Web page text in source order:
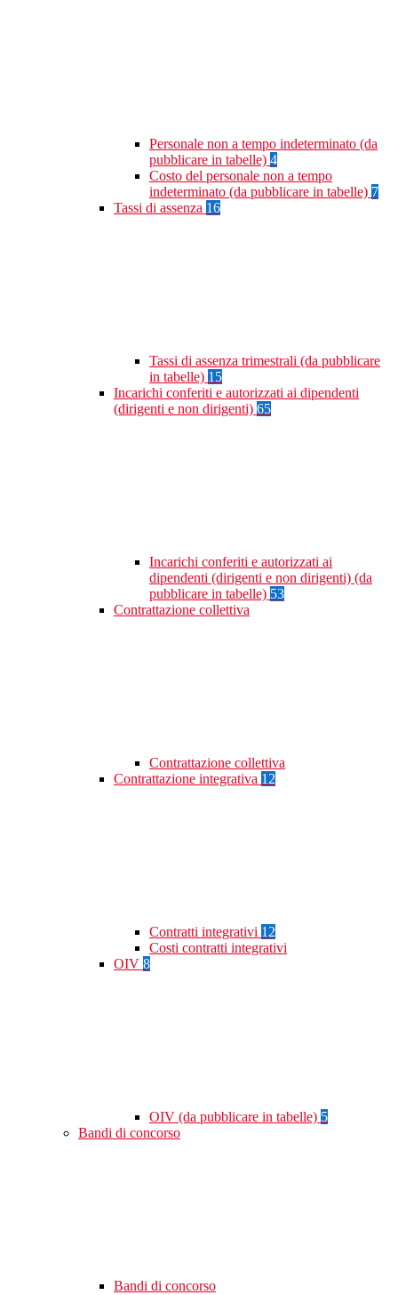
Personale non a tempo indeterminato (da
pubblicare in tabelle) 4
Costo del personale non a tempo
indeterminato (da pubblicare in tabelle) 7
Tassi di assenza 16
Tassi di assenza trimestrali (da pubblicare
in tabelle) 15
Incarichi conferiti e autorizzati ai dipendenti
(dirigenti e non dirigenti) 65
Incarichi conferiti e autorizzati ai
dipendenti (dirigenti e non dirigenti) (da
pubblicare in tabelle) 53
Contrattazione collettiva
Contrattazione collettiva
Contrattazione integrativa 12
Contratti integrativi 12
Costi contratti integrativi
OIV 8
OIV (da pubblicare in tabelle) 5
Bandi di concorso
Bandi di concorso